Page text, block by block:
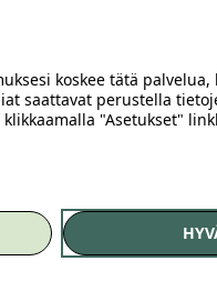
€
koskee tätä
saattavat perustella
"Asetukset"